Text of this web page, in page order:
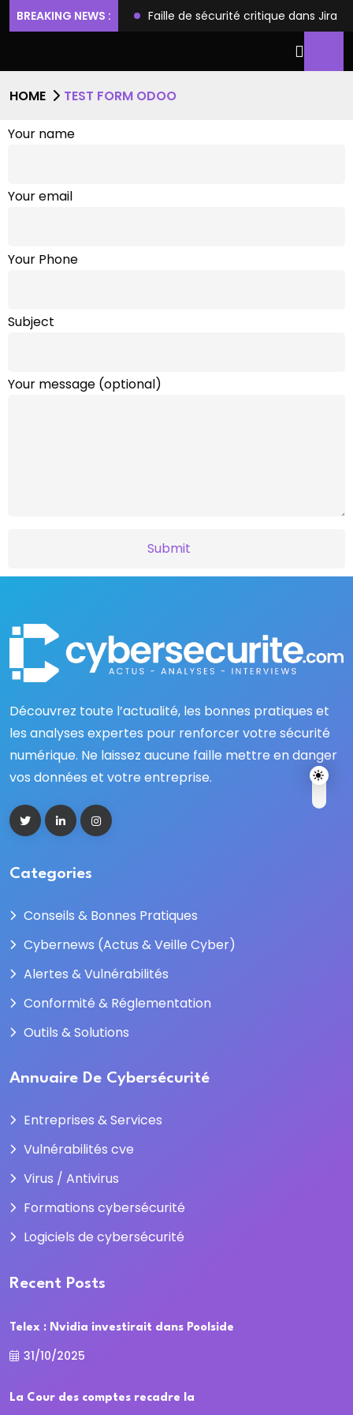
BREAKING NEWS :
et l’accès root Faille de sécurité critique dans Jira
HOME TEST FORM ODOO
Your name
Your email
Your Phone
Subject
Your message (optional)
Découvrez toute l’actualité, les bonnes pratiques et
les analyses expertes pour renforcer votre sécurité
numérique. Ne laissez aucune faille mettre en danger
vos données et votre entreprise.
Categories
Conseils & Bonnes Pratiques
Cybernews (Actus & Veille Cyber)
Alertes & Vulnérabilités
Conformité & Réglementation
Outils & Solutions
Annuaire De Cybersécurité
Entreprises & Services
Vulnérabilités cve
Virus / Antivirus
Formations cybersécurité
Logiciels de cybersécurité
Recent Posts
Telex : Nvidia investirait dans Poolside
31/10/2025
La Cour des comptes recadre la